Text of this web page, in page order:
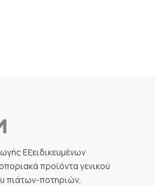
Εξειδικευμένων
προϊόντα γενικού
πιάτων-ποτηριών,